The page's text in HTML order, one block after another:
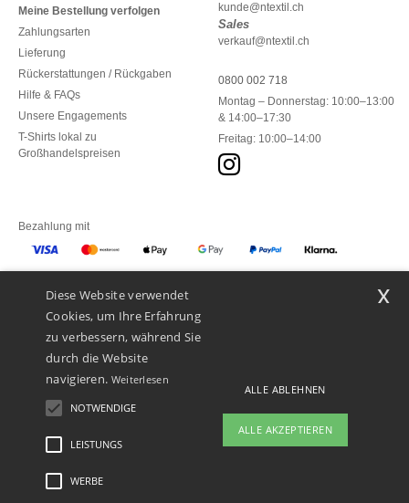
Meine Bestellung verfolgen
Zahlungsarten
Lieferung
Rückerstattungen / Rückgaben
Hilfe & FAQs
Unsere Engagements
T-Shirts lokal zu
Großhandelspreisen
kunde@ntextil.ch
Sales
verkauf@ntextil.ch
0800 002 718
Montag – Donnerstag: 10:00–13:00
& 14:00–17:30
Freitag: 10:00–14:00
Bezahlung mit
Unsere Paketzusteller
Rechtliche Hinweise
Diese Website verwendet
Cookies, um Ihre Erfahrung
zu verbessern, während Sie
durch die Website
navigieren. Weiterlesen
NOTWENDIGE
LEISTUNGS
WERBE
ALLE ABLEHNEN
ALLE AKZEPTIEREN
x